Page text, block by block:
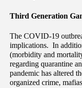
Third Generation
The COVID-19
implications. In
(morbidity and
regarding quarantine
pandemic has altered
organized crime,